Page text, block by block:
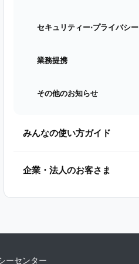
セキュリティー⋅プライバシー
業務提携
その他のお知らせ
みんなの使い方ガイド
企業・法人のお客さま
ーセンター